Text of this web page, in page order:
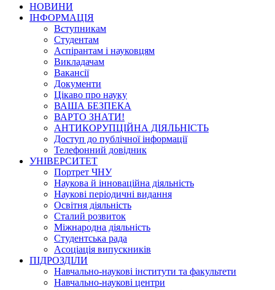
НОВИНИ
ІНФОРМАЦІЯ
Вступникам
Студентам
Аспірантам і науковцям
Викладачам
Вакансії
Документи
Цікаво про науку
ВАША БЕЗПЕКА
ВАРТО ЗНАТИ!
АНТИКОРУПЦІЙНА ДІЯЛЬНІСТЬ
Доступ до публічної інформації
Телефонний довідник
УНІВЕРСИТЕТ
Портрет ЧНУ
Наукова й інноваційна діяльність
Наукові періодичні видання
Освітня діяльність
Сталий розвиток
Міжнародна діяльність
Студентська рада
Асоціація випускників
ПІДРОЗДІЛИ
Навчально-наукові інститути та факультети
Навчально-наукові центри